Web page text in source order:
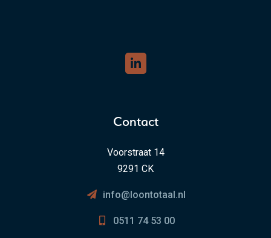
Contact
Voorstraat 14
9291 CK
info@loontotaal.nl
0511 74 53 00